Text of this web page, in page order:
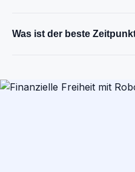
Was ist der beste